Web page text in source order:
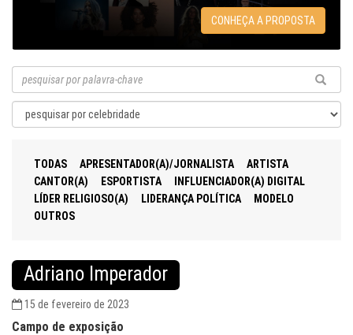
CONHEÇA A PROPOSTA
TODAS APRESENTADOR(A)/JORNALISTA
ARTISTA
CANTOR(A)
ESPORTISTA
INFLUENCIADOR(A) DIGITAL
LÍDER RELIGIOSO(A)
LIDERANÇA POLÍTICA
MODELO
OUTROS
Adriano Imperador
15 de fevereiro de 2023
Campo de exposição